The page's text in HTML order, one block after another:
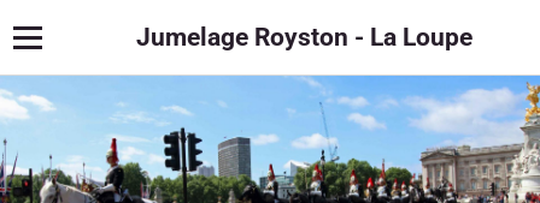
Jumelage Royston - La Loupe